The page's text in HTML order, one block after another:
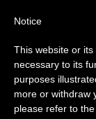
AUDIENCIA
Aviso
Del 27 de
anual,
se generan
Notice
This website or
necessary to its
purposes
more or withdraw
please refer to the